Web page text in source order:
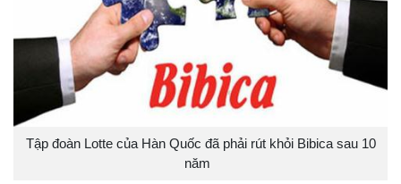
Tập đoàn Lotte của Hàn Quốc đã phải rút khỏi Bibica sau 10
năm